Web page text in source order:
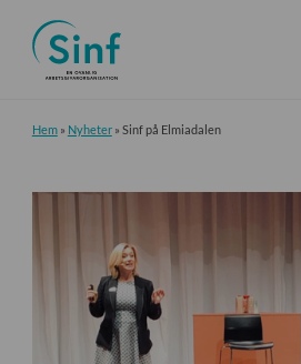
Hem» Nyheter» Sinf på Elmiadalen